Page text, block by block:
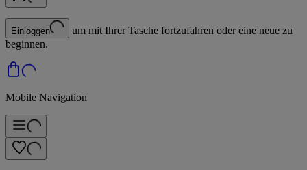
Einloggen
um mit Ihrer Tasche fortzufahren oder eine neue zu
beginnen.
Mobile Navigation